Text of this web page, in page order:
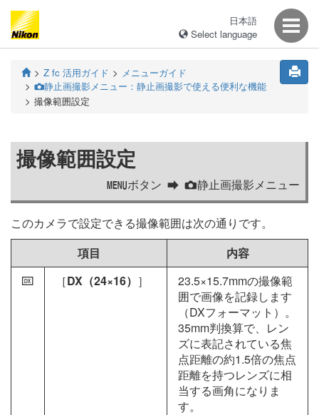
日本語
Select language
Z fc 活用ガイド メニューガイド
C静止画撮影メニュー：静止画撮影で使える便利な機能
撮像範囲設定
撮像範囲設定
Gボタン C静止画撮影メニュー
このカメラで設定できる撮像範囲は次の通りです。
項目
内容
a ［DX（24×16） ］
23.5×15.7mmの撮像範
囲で画像を記録します
（DXフォーマット）。
35mm判換算で、レン
ズに表記されている焦
点距離の約1.5倍の焦点
距離を持つレンズに相
当する画角になりま
す。